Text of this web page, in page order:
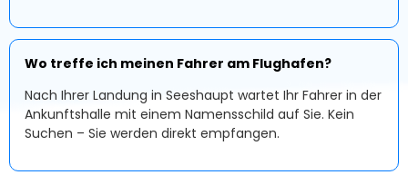
Wo treffe ich meinen Fahrer am Flughafen?
Nach Ihrer Landung in Seeshaupt wartet Ihr Fahrer in der
Ankunftshalle mit einem Namensschild auf Sie. Kein
Suchen – Sie werden direkt empfangen.